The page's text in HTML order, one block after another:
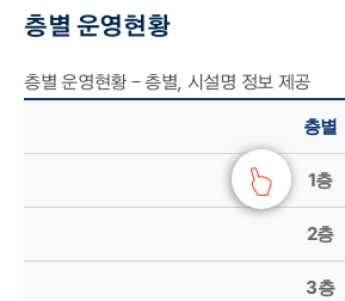
층별 운영현황
층별 운영현황 - 층별, 시설명 정보 제공
층별
1층
2층
3층